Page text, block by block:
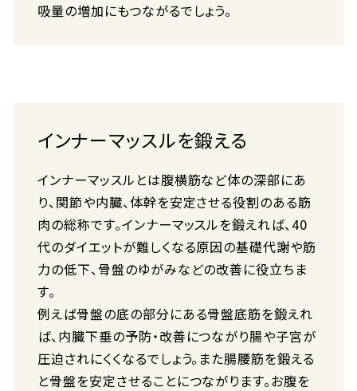
吸量の増加にもつながるでしょう。
インナーマッスルを鍛える
インナーマッスルとは腹横筋など体の深部にあ
り、関節や内臓、体幹を安定させる役割のある筋
肉の総称です。インナーマッスルを鍛えれば、40
代のダイエットが難しくなる原因の基礎代謝や筋
力の低下、骨盤のゆがみなどの改善に役立ちま
す。
例えば骨盤の底の部分にある骨盤底筋を鍛えれ
ば、内臓下垂の予防・改善につながり腸や子宮が
圧迫されにくくなるでしょう。また腸腰筋を鍛える
と骨盤を安定させることにつながります。お腹を